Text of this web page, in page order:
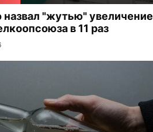
"жутью" увеличение
в 11 раз